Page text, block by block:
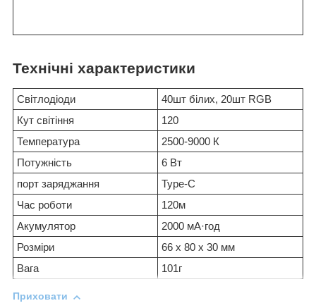
Технічні характеристики
Світлодіоди
40шт білих, 20шт RGB
Кут світіння
120
Температура
2500-9000 К
Потужність
6 Вт
порт заряджання
Type-C
Час роботи
120м
Акумулятор
2000 мА·год
Розміри
66 х 80 х 30 мм
Вага
101г
Приховати